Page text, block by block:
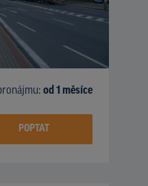
od 1 měsíce
POPTAT